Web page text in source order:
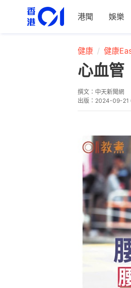
港聞 娛樂
健康 健康
心血管
撰文： 中天新聞網
出版： 2024-09-21